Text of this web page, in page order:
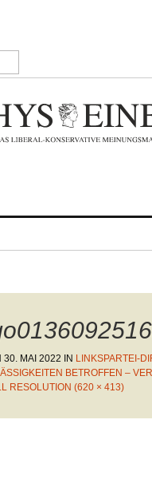
30. MAI 2022 IN LINKSPARTEI-
BETROFFEN –
RESOLUTION (620 × 413)